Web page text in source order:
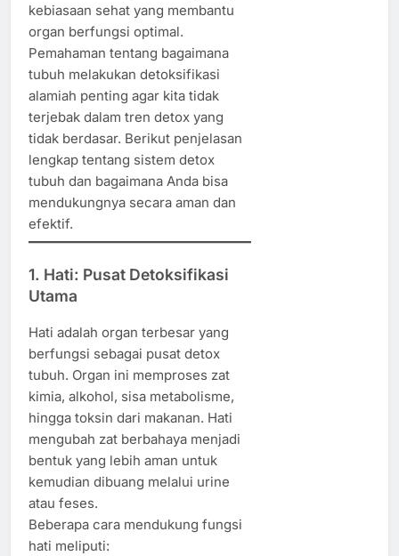
kebiasaan sehat yang membantu
organ berfungsi optimal.
Pemahaman tentang bagaimana
tubuh melakukan detoksifikasi
alamiah penting agar kita tidak
terjebak dalam tren detox yang
tidak berdasar. Berikut penjelasan
lengkap tentang sistem detox
tubuh dan bagaimana Anda bisa
mendukungnya secara aman dan
efektif.
1. Hati: Pusat Detoksifikasi
Utama
Hati adalah organ terbesar yang
berfungsi sebagai pusat detox
tubuh. Organ ini memproses zat
kimia, alkohol, sisa metabolisme,
hingga toksin dari makanan. Hati
mengubah zat berbahaya menjadi
bentuk yang lebih aman untuk
kemudian dibuang melalui urine
atau feses.
Beberapa cara mendukung fungsi
hati meliputi: